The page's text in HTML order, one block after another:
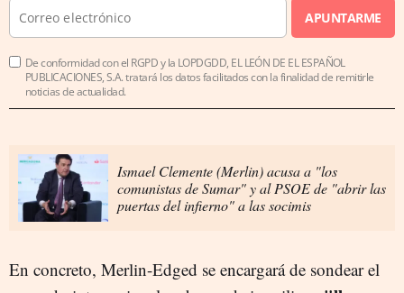
APUNTARME
De conformidad con el RGPD y la LOPDGDD, EL LEÓN DE EL ESPAÑOL
PUBLICACIONES, S.A. tratará los datos facilitados con la finalidad de remitirle
noticias de actualidad.
Ismael Clemente (Merlin) acusa a "los
comunistas de Sumar" y al PSOE de "abrir las
puertas del infierno" a las socimis
En concreto, Merlin-Edged se encargará de sondear el